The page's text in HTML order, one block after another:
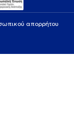
απορρήτου